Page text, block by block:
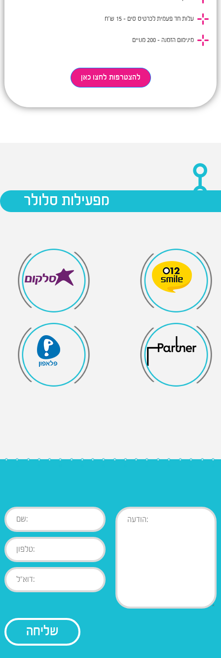
עלות חד פעמית לכרטיס סים - 15 ש"ח
מינימום הזמנה - 200 מנויים
להצטרפות לחצו כאן
מפעילות סלולר